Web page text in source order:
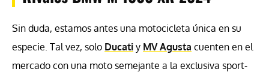
Sin duda, estamos antes una motocicleta única en su
especie. Tal vez, solo Ducati y MV Agusta cuenten en el
mercado con una moto semejante a la exclusiva sport-